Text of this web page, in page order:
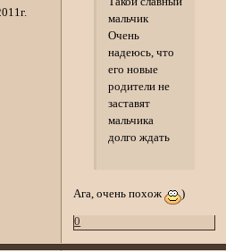
мальчик
Очень
надеюсь, что
его новые
родители не
заставят
мальчика
долго ждать
Ага, очень похож )
0